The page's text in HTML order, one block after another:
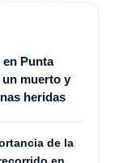
Punta
un muerto y
heridas
de la
en